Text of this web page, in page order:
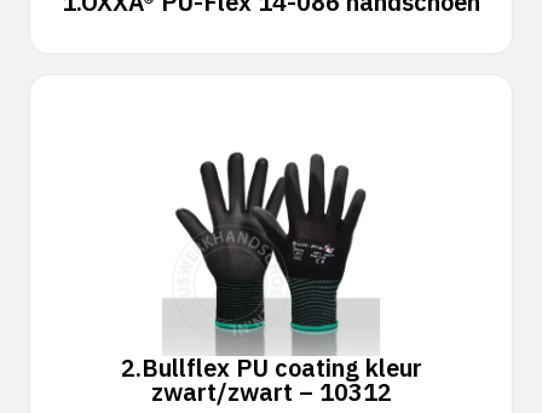
2.Bullflex PU coating kleur
zwart/zwart – 10312